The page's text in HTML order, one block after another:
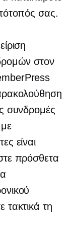
σας.
στον
συνδρομές
είναι
πρόσθετα
τακτικά τη